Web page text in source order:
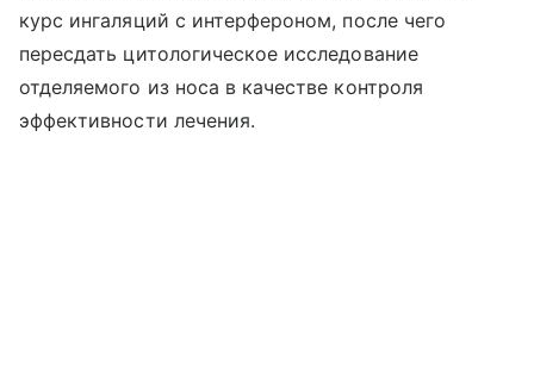
курс ингаляций с интерфероном, после чего
пересдать цитологическое исследование
отделяемого из носа в качестве контроля
эффективности лечения.